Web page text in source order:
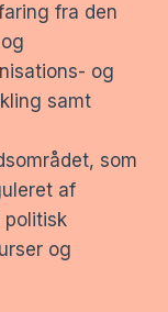
fra den
og
samt
som
af
politisk
og